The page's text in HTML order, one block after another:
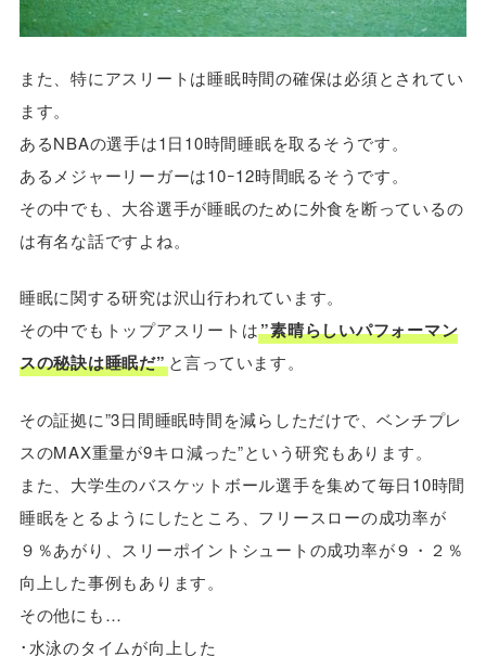
また、特にアスリートは睡眠時間の確保は必須とされてい
ます。
あるNBAの選手は1日10時間睡眠を取るそうです。
あるメジャーリーガーは10ｰ12時間眠るそうです。
その中でも、大谷選手が睡眠のために外食を断っているの
は有名な話ですよね。
睡眠に関する研究は沢山行われています。
その中でもトップアスリートは”素晴らしいパフォーマン
スの秘訣は睡眠だ”と言っています。
その証拠に”3日間睡眠時間を減らしただけで、ベンチプレ
スのMAX重量が9キロ減った”という研究もあります。
また、大学生のバスケットボール選手を集めて毎日10時間
睡眠をとるようにしたところ、フリースローの成功率が
９％あがり、スリーポイントシュートの成功率が９・２％
向上した事例もあります。
その他にも…
･水泳のタイムが向上した